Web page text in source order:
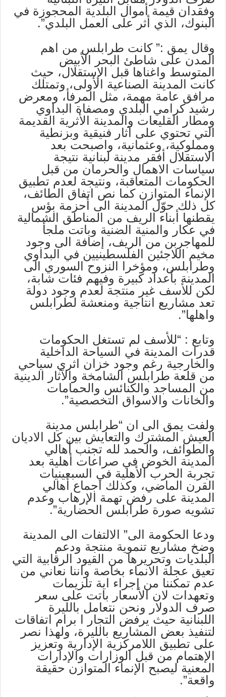
وفقدان قيمة أموال البلدية المحجوزة في
البنوك، الذي أثر على العمل البلدي”.
وقال يمق :” كانت طرابلس من اهم
المدن على شاطئ البحر الأبيض
المتوسط واغناها قبل الإستقلال، حيث
كانت المدينة الصناعية الأولى، وتمتلك
مرافق عامة مهمة، مثل المرفأ، ومعرض
رشيد كرامي البلدي ومصفاة البداوي
ومطار القليعات والمدينة الأثرية القديمة
التي تحتوي على آثار فنيقية وبزنطية
ومملوكية، وعثمانية، واصبحت بعد
الاستقلال أفقر مدينة لبنانية نتيجة
سياسات الاهمال والحرمان من قبل
الحكومات المتعاقبة، ونتيجة لعدم تطبيق
الإنماء المتوازن كما نص اتفاق الطائف،
كل ذلك حوّل المدينة الى أحزمة بؤس
يقطنها أبناء الريف من المناطق الشمالية
في عكار والمنية الضنية وباتت ملجأ
للمهاجربن من الريف، إضافة الى وجود
مخيم اللاجئين الفلسطينيين في البداوي
وطرابلس، ومؤخرا النزوح السوري الى
المدينة بأعداد كبيرة وفيهم فئات شابة،
لكن للأسف غير منتجة لعدم وجود دولة
تعد مشاريع انتاجية ومنعشة لطرابلس
واهلها”.
وتابع : “للأسف لم تستغل الحكومات
قدرات المدينة في السياحة الداخلية
والخارجية رغم وجود خزان اثري سياحي
من قلعة طرابلس الشامخة والآثار الدينية
من المساجد والكنائس والحمامات
والخانات والاسواق التخصصية”.
ولفت يمق الى ان “طرابلس مدينة
العيش المشترك والتعايش بين كل الاديان
والطوائف، والحمد لله تجنب أهالي
المدينة الخوض في صراعات أهلية بعد
تجربة الحرب الأهلية في السبعينيات
القرن الماضي، وكذلك اجماع أهالي
المدينة على رفض تهمة الإرهاب وعدم
تشويه صورة طرابلس الحضارية”.
ودعا الحكومة الى” الالتفات الى المدينة
وضخ مشاريع تنموية منتجة ودعم
البلديات وتحريرها من القيود الرقابية التي
تعيق عجلة الانماء بخاصة واننا نعاني من
عدم تمكننا من إجراء اية تلزيمات
وتعهدات لان الأسعار باتت على سعر
صرف الدولار ونحن نتعامل بالليرة
اللبنانية حيث يرفض التجار ا برام اتفاقات
لتنفيذ بعض المشاريع بالليرة، ولهذا نصر
على تطبيق اللامركزية الإدارية وتعزيز
الإهتمام من قبل الوزارات والإدارات
المعنية ليصبح الإنماء المتوازن حقيقة
واقعة”.